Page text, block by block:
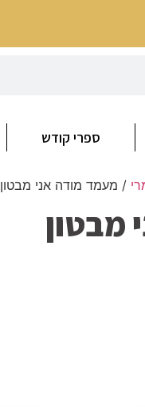
ספרי קודש
/ מעמד מודה אני מבטון
מבטון